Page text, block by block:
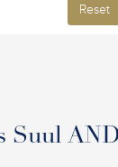
Reset
Suul